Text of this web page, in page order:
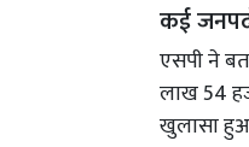
कई
एसपी ने
लाख 54
खुलासा